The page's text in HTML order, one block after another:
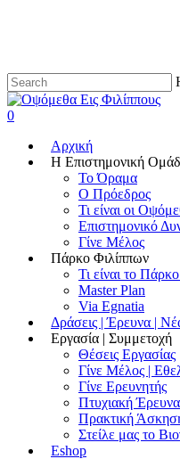
0
Αρχική
Η Επιστημονική
Το Όραμα
Ο Πρόεδρος
Τι είναι οι
Επιστημονικό
Γίνε Μέλος
Πάρκο Φιλίππων
Τι είναι το
Master Plan
Via Egnatia
Δράσεις | Έρευνα |
Εργασία | Συμμετοχή
Θέσεις Εργασίας
Γίνε Μέλος |
Γίνε Ερευνητής
Πτυχιακή Έρευνα
Πρακτική
Στείλε μας το
Eshop